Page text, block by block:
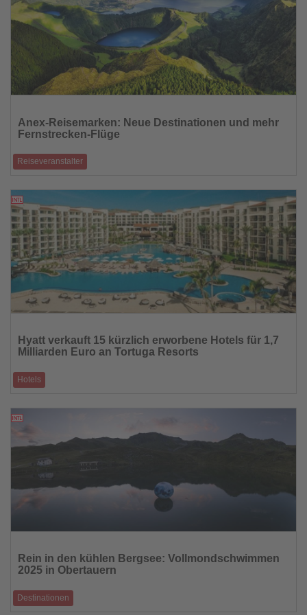
die
Nachrichten
Anex-Reisemarken: Neue Destinationen und mehr
Fernstrecken-Flüge
Reiseveranstalter
Öger Tours und Necke
die
Nachrichten
Hyatt verkauft 15 kürzlich erworbene Hotels für 1,7
Milliarden Euro an Tortuga Resorts
Hotels
Hotels & Resorts üb
die
Nachrichten
Rein in den kühlen Bergsee: Vollmondschwimmen
2025 in Obertauern
Destinationen